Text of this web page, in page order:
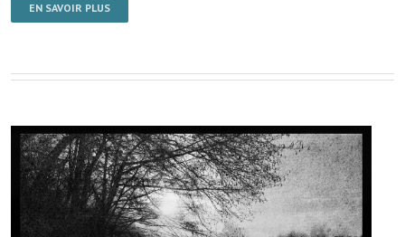
EN SAVOIR PLUS